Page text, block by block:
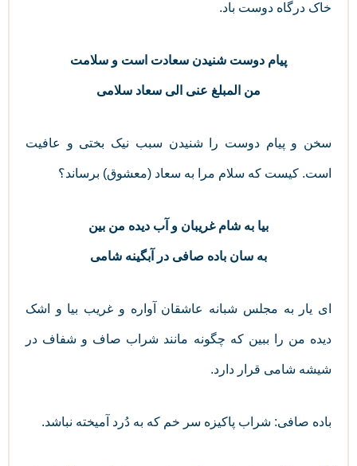
خاک درگاه دوست باد.
پیام دوست شنیدن سعادت است و سلامت
من المبلغ عنی الی سعاد سلامی
سخن و پیام دوست را شنیدن سبب نیک بختی و عافیت
است. کیست که سلام مرا به سعاد (معشوق) برساند؟
بیا به شام غریبان و آب دیده من بین
به سان باده صافی در آبگینه شامی
ای یار به مجلس شبانه عاشقان آواره و غریب بیا و اشک
دیده من را ببین که چگونه مانند شراب صاف و شفاف در
شیشه شامی قرار دارد.
باده صافی: شراب پاکیزه سر خم که به دُرد آمیخته نباشد.